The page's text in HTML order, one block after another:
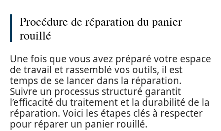
Procédure de réparation du panier
rouillé
Une fois que vous avez préparé votre espace
de travail et rassemblé vos outils, il est
temps de se lancer dans la réparation.
Suivre un processus structuré garantit
l’efficacité du traitement et la durabilité de la
réparation. Voici les étapes clés à respecter
pour réparer un panier rouillé.